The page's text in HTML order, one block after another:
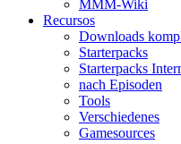
MMM-Wiki
Recursos
Downloads
Starterpacks
Starterpacks
nach Episoden
Tools
Verschiedenes
Gamesources